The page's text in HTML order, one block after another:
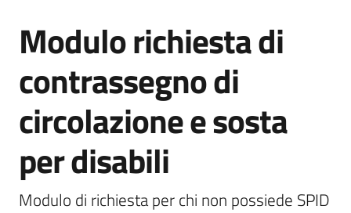
Novità
Servizi
Vivere
Castel
del
Rio
Salta al contenuto
Modulo richiesta di
contrassegno di
circolazione e sosta
per disabili
Modulo di richiesta per chi non possiede SPID